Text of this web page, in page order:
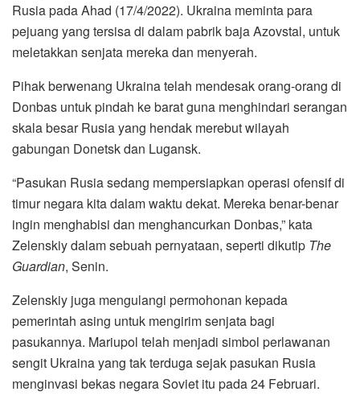
Rusia pada Ahad (17/4/2022). Ukraina meminta para
pejuang yang tersisa di dalam pabrik baja Azovstal, untuk
meletakkan senjata mereka dan menyerah.
Pihak berwenang Ukraina telah mendesak orang-orang di
Donbas untuk pindah ke barat guna menghindari serangan
skala besar Rusia yang hendak merebut wilayah
gabungan Donetsk dan Lugansk.
“Pasukan Rusia sedang mempersiapkan operasi ofensif di
timur negara kita dalam waktu dekat. Mereka benar-benar
ingin menghabisi dan menghancurkan Donbas,” kata
Zelenskiy dalam sebuah pernyataan, seperti dikutip The
Guardian, Senin.
Zelenskiy juga mengulangi permohonan kepada
pemerintah asing untuk mengirim senjata bagi
pasukannya. Mariupol telah menjadi simbol perlawanan
sengit Ukraina yang tak terduga sejak pasukan Rusia
menginvasi bekas negara Soviet itu pada 24 Februari.